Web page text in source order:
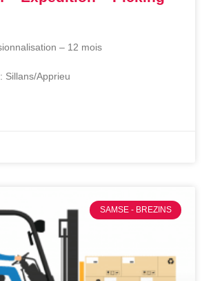
– 12 mois
Sillans/Apprieu
SAMSE - BREZINS